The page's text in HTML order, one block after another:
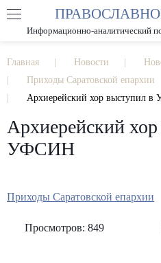
РАЗМЕР
Информационно-аналитический
Главная Новости
Приходы Саратовской епархии
Архиерейский хор выступил
Архиерейский
УФСИН
Приходы Саратовской епархии
Просмотров: 849